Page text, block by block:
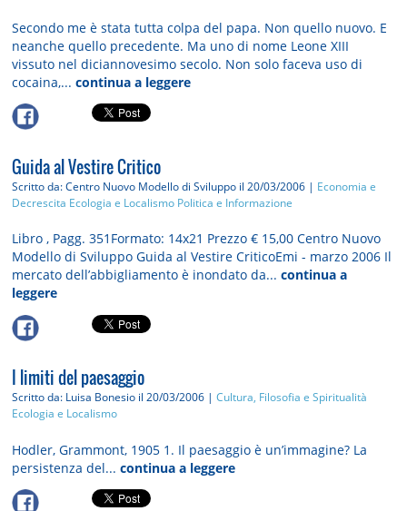
Secondo me è stata tutta colpa del papa. Non quello nuovo. E
neanche quello precedente. Ma uno di nome Leone XIII
vissuto nel diciannovesimo secolo. Non solo faceva uso di
cocaina,...continua a leggere
Guida al Vestire Critico
Scritto da: Centro Nuovo Modello di Sviluppo il 20/03/2006 | Economia e
Decrescita Ecologia e Localismo Politica e Informazione
Libro , Pagg. 351Formato: 14x21 Prezzo € 15,00 Centro Nuovo
Modello di Sviluppo Guida al Vestire CriticoEmi - marzo 2006 Il
mercato dell’abbigliamento è inondato da...continua a
leggere
I limiti del paesaggio
Scritto da: Luisa Bonesio il 20/03/2006 |Cultura, Filosofia e Spiritualità
Ecologia e Localismo
Hodler, Grammont, 1905 1. Il paesaggio è un’immagine? La
persistenza del...continua a leggere